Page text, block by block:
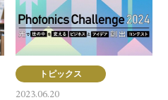
トピックス
2023.06.20